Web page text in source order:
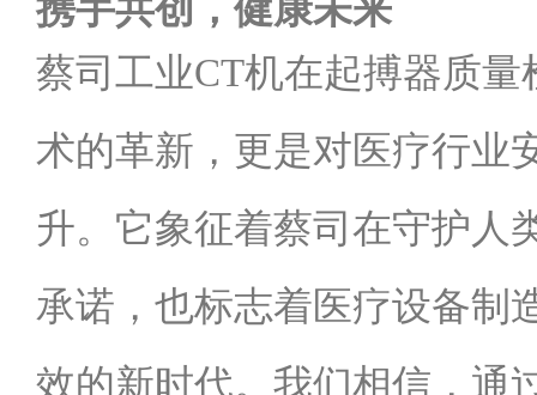
携手共创，健康未来
蔡司工业CT机在起搏器质
术的革新，更是对医疗行业
升。它象征着蔡司在守护人
承诺，也标志着医疗设备制
效的新时代。我们相信，通